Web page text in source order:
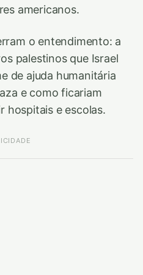
americanos.
o entendimento: a
palestinos que Israel
de ajuda humanitária
e como ficariam
hospitais e escolas.